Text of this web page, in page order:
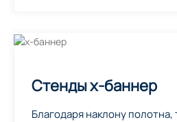
Стенды х-баннер
Благодаря наклону полотна,